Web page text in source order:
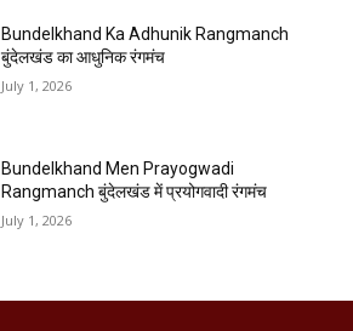
Bundelkhand Ka Adhunik Rangmanch
बुंदेलखंड का आधुनिक रंगमंच
July 1, 2026
Bundelkhand Men Prayogwadi
Rangmanch बुंदेलखंड में प्रयोगवादी रंगमंच
July 1, 2026